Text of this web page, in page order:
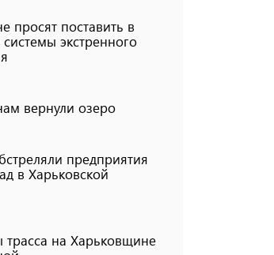
просят поставить в
экстренного
вернули озеро
предприятия
в Харьковской
на Харьковщине